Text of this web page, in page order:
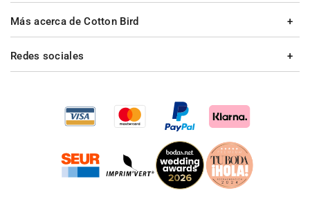
Más acerca de Cotton Bird
Redes sociales